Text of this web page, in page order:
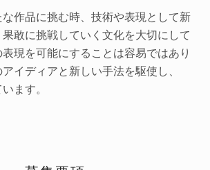
作品に挑む時、技術や表現として新
敢に挑戦していく文化を大切にして
現を可能にすることは容易ではあり
イディアと新しい手法を駆使し、
ます。